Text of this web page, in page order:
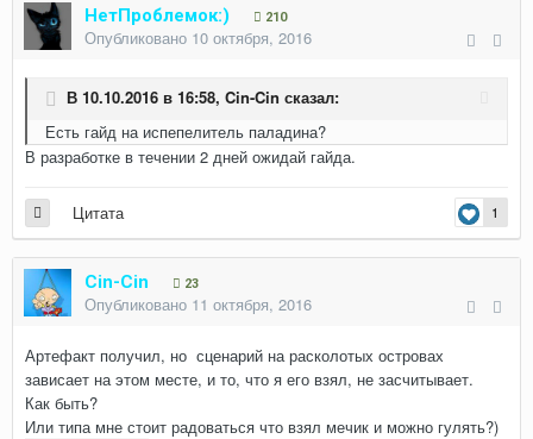
НетПроблемок:) 210
Опубликовано 10 октября, 2016
В 10.10.2016 в 16:58, Cin-Cin сказал:
Есть гайд на испепелитель паладина?
В разработке в течении 2 дней ожидай гайда.
1
Цитата
Cin-Cin 23
Опубликовано 11 октября, 2016
Артефакт получил, но сценарий на расколотых островах
зависает на этом месте, и то, что я его взял, не засчитывает.
Как быть?
Или типа мне стоит радоваться что взял мечик и можно гулять?)